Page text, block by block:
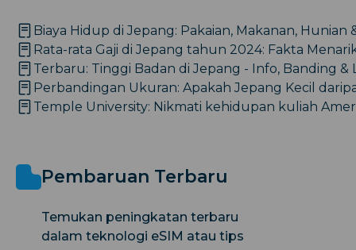
Biaya Hidup di Jepang: Pakaian, Makanan, Hunian
Rata-rata Gaji di Jepang tahun 2024: Fakta
Terbaru: Tinggi Badan di Jepang - Info, Banding &
Perbandingan Ukuran: Apakah Jepang Kecil
Temple University: Nikmati kehidupan kuliah
Pembaruan Terbaru
Temukan peningkatan terbaru
dalam teknologi eSIM atau tips